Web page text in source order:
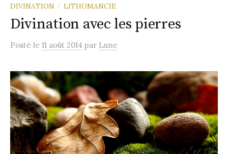
DIVINATION / LITHOMANCIE
Divination avec les pierres
Posté le 11 août 2014 par Lune